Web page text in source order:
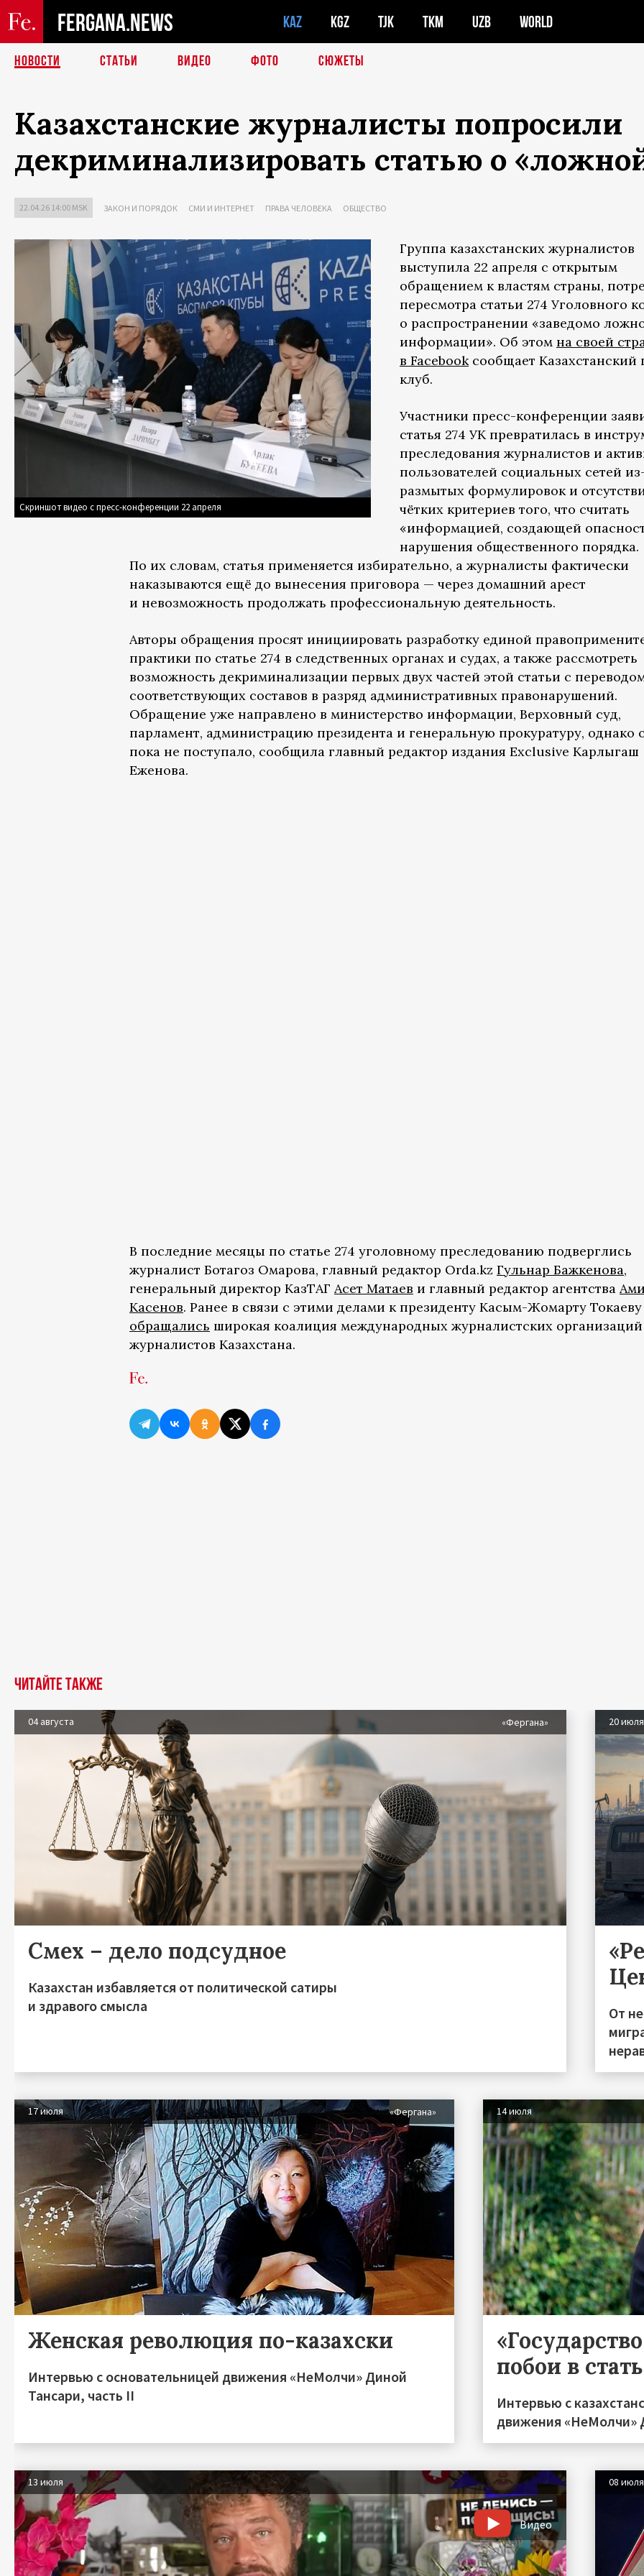
FERGANA.NEWS KAZ KGZ TJK TKM UZB WORLD
НОВОСТИ СТАТЬИ ВИДЕО ФОТО СЮЖЕТЫ
Казахстанские журналисты попросили
декриминализировать статью о
22.04.26 14:00 MSK ЗАКОН И ПОРЯДОК СМИ И ИНТЕРНЕТ ПРАВА ЧЕЛОВЕКА ОБЩЕСТВО
Скриншот видео с пресс-конференции 22 апреля
Группа казахстанских журналистов
выступила 22 апреля с открытым
обращением к властям страны,
пересмотра статьи 274 Уголовного
о распространении «заведомо
информации». Об этом на своей
в Facebookсообщает Казахстанский
клуб.
Участники пресс-конференции
статья 274 УК превратилась в
преследования журналистов и
пользователей социальных сетей
размытых формулировок и
чётких критериев того, что считать
«информацией, создающей
нарушения общественного порядка.
По их словам, статья применяется избирательно, а журналисты фактически
наказываются ещё до вынесения приговора — через домашний арест
и невозможность продолжать профессиональную деятельность.
Авторы обращения просят инициировать разработку единой
практики по статье 274 в следственных органах и судах, а также рассмотреть
возможность декриминализации первых двух частей этой статьи с
соответствующих составов в разряд административных правонарушений.
Обращение уже направлено в министерство информации, Верховный суд,
парламент, администрацию президента и генеральную прокуратуру, однако
пока не поступало, сообщила главный редактор издания Exclusive Карлыгаш
Еженова.
В последние месяцы по статье 274 уголовному преследованию подверглись
журналист Ботагоз Омарова, главный редактор Orda.kz Гульнар Бажкенова,
генеральный директор КазТАГ Асет Матаев и главный редактор агентства
Касенов. Ранее в связи с этими делами к президенту Касым-Жомарту
обращались широкая коалиция международных журналистских
журналистов Казахстана.
Читайте также
04 августа «Фергана»
Смех – дело подсудное
Казахстан избавляется от политической сатиры
и здравого смысла
20 июля
От
17 июля «Фергана»
Женская революция по-казахски
Интервью с основательницей движения «НеМолчи» Диной
Тансари, часть II
14 июля
побои в
Интервью с
движения «НеМолчи»
13 июля
Видео
08 июля